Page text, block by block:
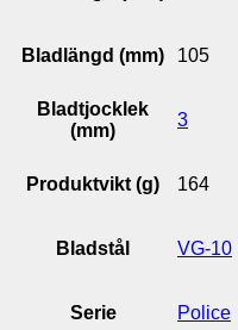
Bladlängd (mm) 105
Bladtjocklek
(mm)
3
Produktvikt (g) 164
Bladstål VG-10
Serie Police